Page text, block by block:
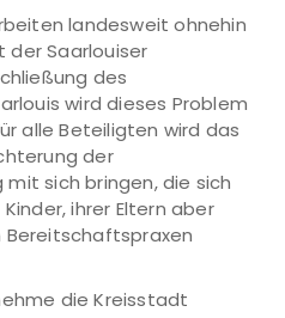
landesweit ohnehin
der Saarlouiser
des
wird dieses Problem
alle Beteiligten wird das
der
sich bringen, die sich
ihrer Eltern aber
die Kreisstadt